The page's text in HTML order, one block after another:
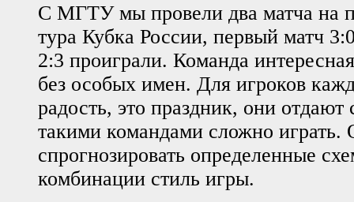
С МГТУ мы провели два матча на
тура Кубка России, первый матч
2:3 проиграли. Команда
без особых имен. Для игроков
радость, это праздник, они
такими командами сложно играть.
спрогнозировать определенные
комбинации стиль игры.